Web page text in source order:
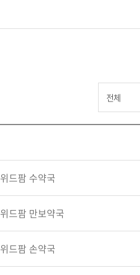
위드팜 수약국
위드팜 만보약국
위드팜 손약국